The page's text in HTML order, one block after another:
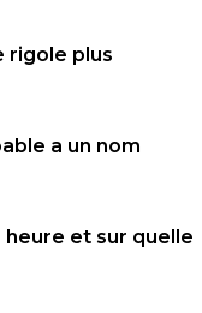
rigole plus
a un nom
heure et sur quelle